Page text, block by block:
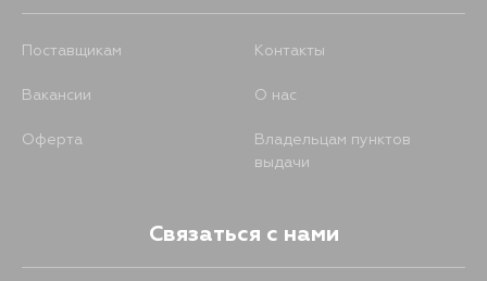
Поставщикам Контакты
Вакансии О нас
Оферта
Владельцам пунктов
выдачи
Связаться с нами